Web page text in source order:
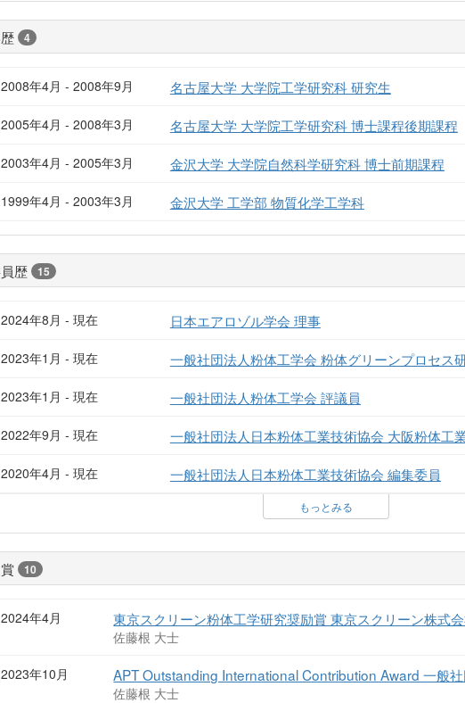
4
2008年4月 - 2008年9月 名古屋大学 大学院工学研究科 研究生
2005年4月 - 2008年3月 名古屋大学 大学院工学研究科 博士課程後期課程
2003年4月 - 2005年3月 金沢大学 大学院自然科学研究科 博士前期課程
1999年4月 - 2003年3月 金沢大学 工学部 物質化学工学科
歴 15
2024年8月 - 現在 日本エアロゾル学会 理事
2023年1月 - 現在 一般社団法人粉体工学会 粉体グリーンプロセス
2023年1月 - 現在 一般社団法人粉体工学会 評議員
2022年9月 - 現在 一般社団法人日本粉体工業技術協会 大阪粉体工
2020年4月 - 現在 一般社団法人日本粉体工業技術協会 編集委員
もっとみる
10
2024年4月 東京スクリーン粉体工学研究奨励賞 東京スクリーン株式
佐藤根 大士
2023年10月 APT Outstanding International Contribution Award 一般
佐藤根 大士